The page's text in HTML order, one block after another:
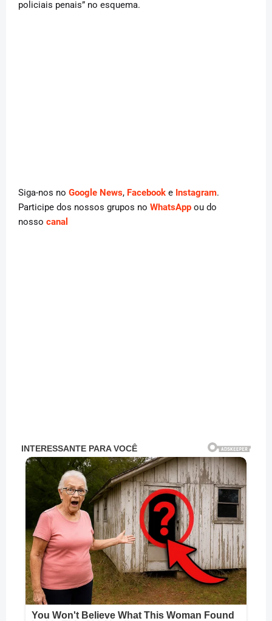
policiais penais” no esquema.
Siga-nos no Google News, Facebook e Instagram.
Participe dos nossos grupos no WhatsApp ou do
nosso canal